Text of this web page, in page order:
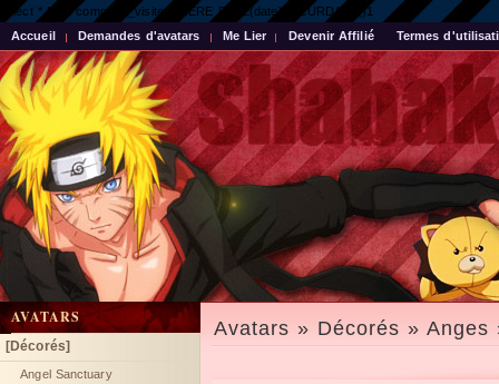
select * from compteur_visite WHERE DATE(date) = CURDATE()1
Accueil
Demandes d'avatars Me Lier Devenir Affilié Termes
AVATARS
[Décorés]
Angel Sanctuary
Avatars » Décorés » Anges